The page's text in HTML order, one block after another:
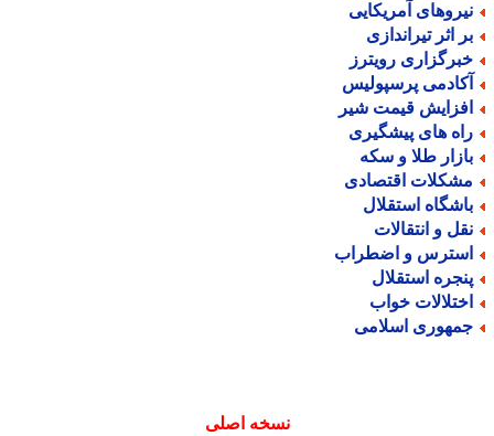
آمریکایی
اثر تیراندازی
رویترز
پرسپولیس
قیمت شیر
های پیشگیری
طلا و سکه
اقتصادی
استقلال
و انتقالات
و اضطراب
استقلال
خواب
اسلامی
نسخه اصلی